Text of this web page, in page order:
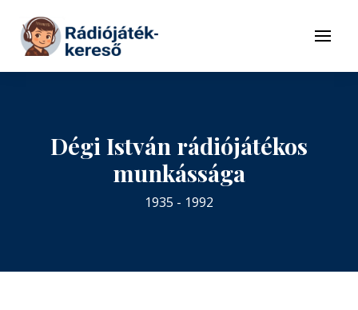
Tovább a tartalomhoz
Menü
Dégi István rádiójátékos
munkássága
1935 - 1992